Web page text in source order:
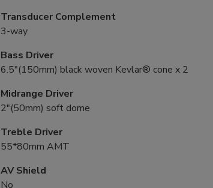
Transducer Complement
3-way
Bass Driver
6.5″(150mm) black woven Kevlar® cone x 2
Midrange Driver
2″(50mm) soft dome
Treble Driver
55*80mm AMT
AV Shield
No